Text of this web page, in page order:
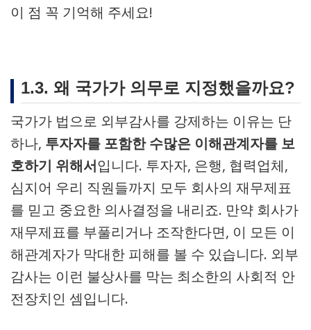
이 점 꼭 기억해 주세요!
1.3. 왜 국가가 의무로 지정했을까요?
국가가 법으로 외부감사를 강제하는 이유는 단
하나, 투자자를 포함한 수많은 이해관계자를 보
호하기 위해서입니다. 투자자, 은행, 협력업체,
심지어 우리 직원들까지 모두 회사의 재무제표
를 믿고 중요한 의사결정을 내리죠. 만약 회사가
재무제표를 부풀리거나 조작한다면, 이 모든 이
해관계자가 막대한 피해를 볼 수 있습니다. 외부
감사는 이런 불상사를 막는 최소한의 사회적 안
전장치인 셈입니다.